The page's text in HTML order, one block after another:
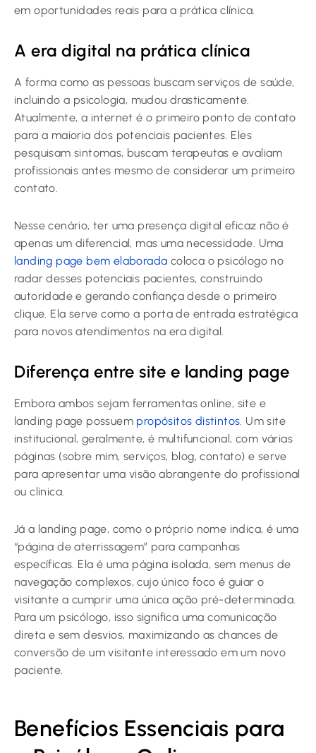
em oportunidades reais para a prática clínica.
A era digital na prática clínica
A forma como as pessoas buscam serviços de saúde,
incluindo a psicologia, mudou drasticamente.
Atualmente, a internet é o primeiro ponto de contato
para a maioria dos potenciais pacientes. Eles
pesquisam sintomas, buscam terapeutas e avaliam
profissionais antes mesmo de considerar um primeiro
contato.
Nesse cenário, ter uma presença digital eficaz não é
apenas um diferencial, mas uma necessidade. Uma
landing page bem elaborada coloca o psicólogo no
radar desses potenciais pacientes, construindo
autoridade e gerando confiança desde o primeiro
clique. Ela serve como a porta de entrada estratégica
para novos atendimentos na era digital.
Diferença entre site e landing page
Embora ambos sejam ferramentas online, site e
landing page possuem propósitos distintos . Um site
institucional, geralmente, é multifuncional, com várias
páginas (sobre mim, serviços, blog, contato) e serve
para apresentar uma visão abrangente do profissional
ou clínica.
Já a landing page, como o próprio nome indica, é uma
“página de aterrissagem” para campanhas
específicas. Ela é uma página isolada, sem menus de
navegação complexos, cujo único foco é guiar o
visitante a cumprir uma única ação pré-determinada.
Para um psicólogo, isso significa uma comunicação
direta e sem desvios, maximizando as chances de
conversão de um visitante interessado em um novo
paciente.
Benefícios Essenciais para